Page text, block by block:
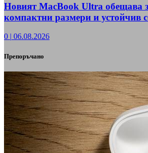
Новият MacBook Ultra обещава
компактни размери и устойчив
0 | 06.08.2026
Препоръчано